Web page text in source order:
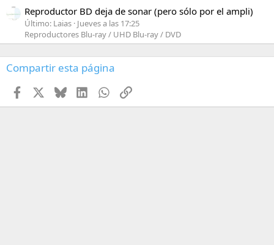
Reproductor BD deja de sonar (pero sólo por el ampli)
Último: Laias Jueves a las 17:25
Reproductores Blu-ray / UHD Blu-ray / DVD
Compartir esta página
Facebook BlueskyLinkedInWhatsApp
Enlace